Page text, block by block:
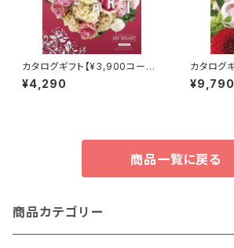
カタログギフト【¥3,900コース】
ヒル
¥4,290
カタログ
枇杷
¥9,790
商品一覧に戻る
商品カテゴリー